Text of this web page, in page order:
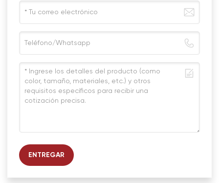
ENTREGAR